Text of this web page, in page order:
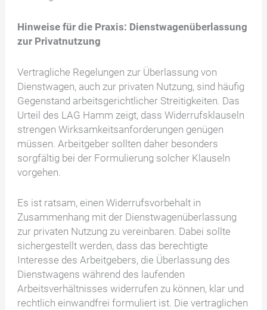
Hinweise für die Praxis: Dienstwagenüberlassung
zur Privatnutzung
Vertragliche Regelungen zur Überlassung von
Dienstwagen, auch zur privaten Nutzung, sind häufig
Gegenstand arbeitsgerichtlicher Streitigkeiten. Das
Urteil des LAG Hamm zeigt, dass Widerrufsklauseln
strengen Wirksamkeitsanforderungen genügen
müssen. Arbeitgeber sollten daher besonders
sorgfältig bei der Formulierung solcher Klauseln
vorgehen.
Es ist ratsam, einen Widerrufsvorbehalt in
Zusammenhang mit der Dienstwagenüberlassung
zur privaten Nutzung zu vereinbaren. Dabei sollte
sichergestellt werden, dass das berechtigte
Interesse des Arbeitgebers, die Überlassung des
Dienstwagens während des laufenden
Arbeitsverhältnisses widerrufen zu können, klar und
rechtlich einwandfrei formuliert ist. Die vertraglichen